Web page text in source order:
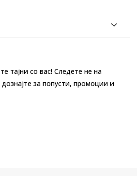
тајни со вас! Следете не на
за попусти, промоции и